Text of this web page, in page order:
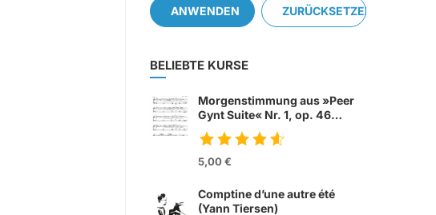
ANWENDEN ZURÜCKSETZEN
BELIEBTE KURSE
Morgenstimmung aus »Peer
Gynt Suite« Nr. 1, op. 46
(Edvard Grieg)
5,00 €
Comptine d’une autre été
(Yann Tiersen)